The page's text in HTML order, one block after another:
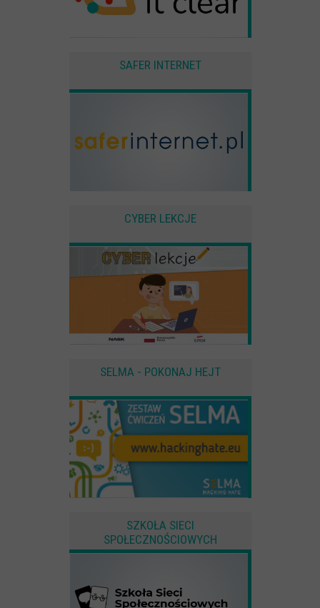
SAFER INTERNET
CYBER LEKCJE
SELMA - POKONAJ HEJT
SZKOŁA SIECI
SPOŁECZNOŚCIOWYCH